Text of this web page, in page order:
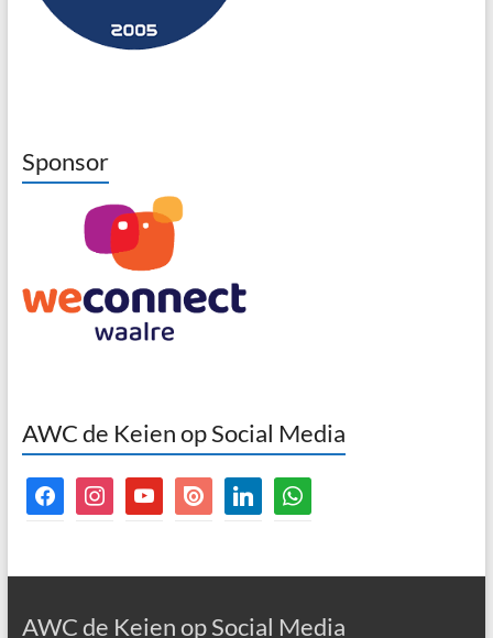
Sponsor
AWC de Keien op Social Media
facebookinstagramyoutubeissuu linkedinwhatsapp
AWC de Keien op Social Media